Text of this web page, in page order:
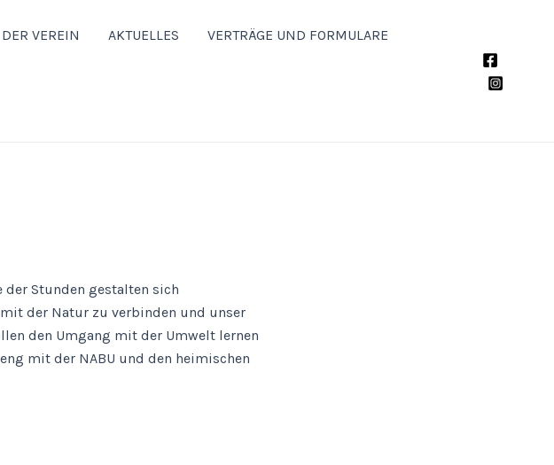
DER VEREIN AKTUELLES VERTRÄGE UND FORMULARE
Stunden gestalten sich
der Natur zu verbinden und unser
den Umgang mit der Umwelt lernen
mit der NABU und den heimischen